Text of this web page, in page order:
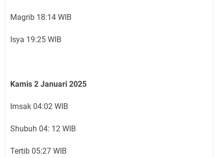
Magrib 18:14 WIB
Isya 19:25 WIB
Kamis 2 Januari 2025
Imsak 04:02 WIB
Shubuh 04: 12 WIB
Tertib 05:27 WIB